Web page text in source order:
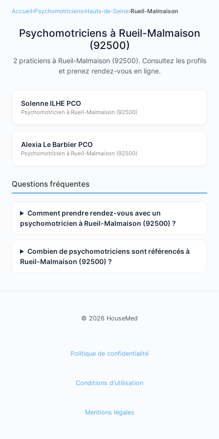
Accueil›Psychomotriciens›Hauts-de-Seine›Rueil-Malmaison
Psychomotriciens à Rueil-Malmaison
(92500)
2 praticiens à Rueil-Malmaison (92500). Consultez les profils
et prenez rendez-vous en ligne.
Solenne ILHE PCO
Psychomotricien à Rueil-Malmaison (92500)
Alexia Le Barbier PCO
Psychomotricien à Rueil-Malmaison (92500)
Questions fréquentes
Comment prendre rendez-vous avec un
psychomotricien à Rueil-Malmaison (92500) ?
Combien de psychomotriciens sont référencés à
Rueil-Malmaison (92500) ?
© 2026 HouseMed
Politique de confidentialité
Conditions d'utilisation
Mentions légales